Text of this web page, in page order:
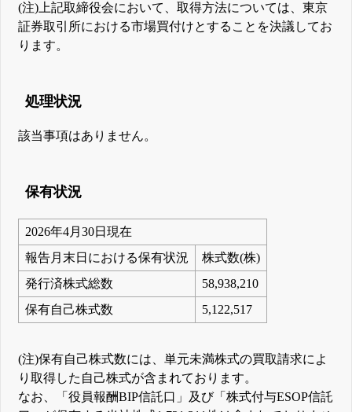
(注)上記取締役会において、取得方法については、東京
証券取引所における市場買付けとすることを決議してお
ります。
処理状況
該当事項はありません。
保有状況
2026年4月30日現在
報告月末日における保有状況
株式数(株)
発行済株式総数
58,938,210
保有自己株式数
5,122,517
(注)保有自己株式数には、単元未満株式の買取請求によ
り取得した自己株式が含まれております。
なお、「役員報酬BIP信託口」及び「株式付与ESOP信託